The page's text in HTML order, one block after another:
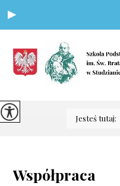
Jesteś tutaj:
Współpraca